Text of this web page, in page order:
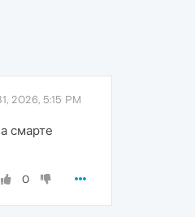
2026, 5:15 PM
смарте
0